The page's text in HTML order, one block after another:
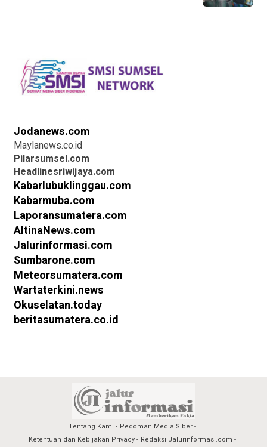
Jodanews.com
Maylanews.co.id
Pilarsumsel.com
Headlinesriwijaya.com
Kabarlubuklinggau.com
Kabarmuba.com
Laporansumatera.com
AltinaNews.com
Jalurinformasi.com
Sumbarone.com
Meteorsumatera.com
Wartaterkini.news
Okuselatan.today
beritasumatera.co.id
Tentang Kami
Pedoman Media Siber
Ketentuan dan Kebijakan Privacy
Redaksi Jalurinformasi.com